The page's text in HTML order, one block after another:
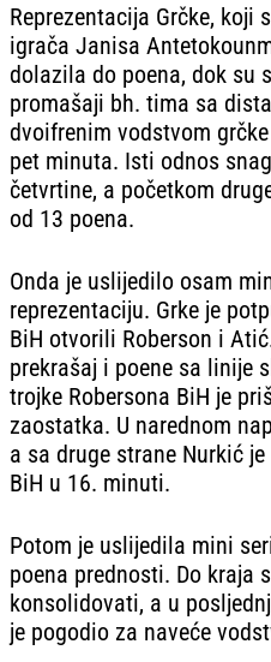
Reprezentacija Grčke, koji
igrača Janisa
dolazila do poena, dok su
promašaji bh. tima sa
dvoifrenim vodstvom
pet minuta. Isti odnos
četvrtine, a početkom
od 13 poena.
Onda je uslijedilo osam
reprezentaciju. Grke je
BiH otvorili Roberson i
prekrašaj i poene sa linije
trojke Robersona BiH je
zaostatka. U narednom
a sa druge strane Nurkić
BiH u 16. minuti.
Potom je uslijedila mini
poena prednosti. Do kraja
konsolidovati, a u
je pogodio za naveće